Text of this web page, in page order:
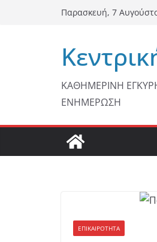
Παρασκευή, 7
ΚΑΘΗΜΕΡΙΝΗ
ΕΝΗΜΕΡΩΣΗ
ΕΠΙΚΑΙΡΟΤΗΤΑ